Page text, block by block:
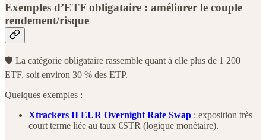
Exemples d’ETF obligataire : améliorer le couple
rendement/risque
🛡️ La catégorie obligataire rassemble quant à elle plus de 1 200
ETF, soit environ 30 % des ETP.
Quelques exemples :
Xtrackers II EUR Overnight Rate Swap : exposition très
court terme liée au taux €STR (logique monétaire).